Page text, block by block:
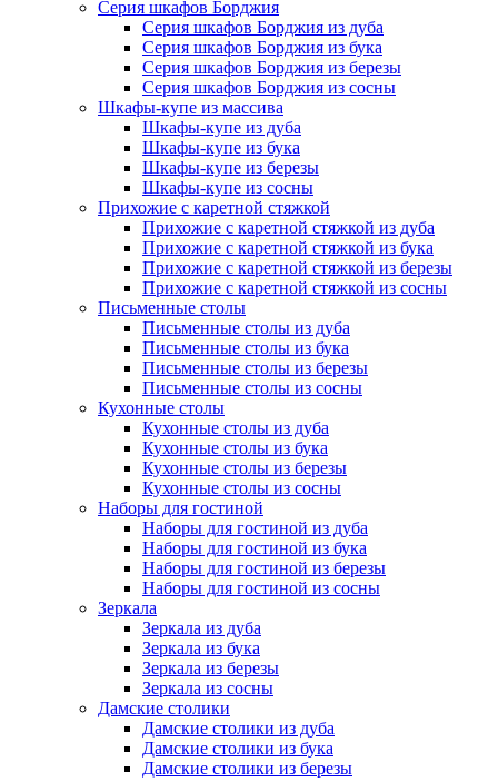
Серия шкафов Борджия
Серия шкафов Борджия из дуба
Серия шкафов Борджия из бука
Серия шкафов Борджия из березы
Серия шкафов Борджия из сосны
Шкафы-купе из массива
Шкафы-купе из дуба
Шкафы-купе из бука
Шкафы-купе из березы
Шкафы-купе из сосны
Прихожие с каретной стяжкой
Прихожие с каретной стяжкой из дуба
Прихожие с каретной стяжкой из бука
Прихожие с каретной стяжкой из березы
Прихожие с каретной стяжкой из сосны
Письменные столы
Письменные столы из дуба
Письменные столы из бука
Письменные столы из березы
Письменные столы из сосны
Кухонные столы
Кухонные столы из дуба
Кухонные столы из бука
Кухонные столы из березы
Кухонные столы из сосны
Наборы для гостиной
Наборы для гостиной из дуба
Наборы для гостиной из бука
Наборы для гостиной из березы
Наборы для гостиной из сосны
Зеркала
Зеркала из дуба
Зеркала из бука
Зеркала из березы
Зеркала из сосны
Дамские столики
Дамские столики из дуба
Дамские столики из бука
Дамские столики из березы